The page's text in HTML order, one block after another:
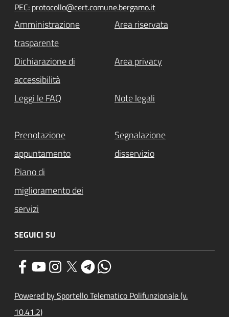
PEC: protocollo@cert.comune.bergamo.it
Amministrazione
trasparente
Area riservata
Dichiarazione di
accessibilità
Area privacy
Leggi le FAQ Note legali
Prenotazione
appuntamento
Segnalazione
disservizio
Piano di
miglioramento dei
servizi
SEGUICI SU
Powered by Sportello Telematico Polifunzionale (v.
10.41.2)